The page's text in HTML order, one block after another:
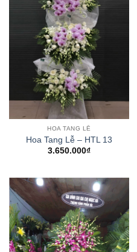
HOA TANG LỄ
Hoa Tang Lễ – HTL 13
3.650.000₫